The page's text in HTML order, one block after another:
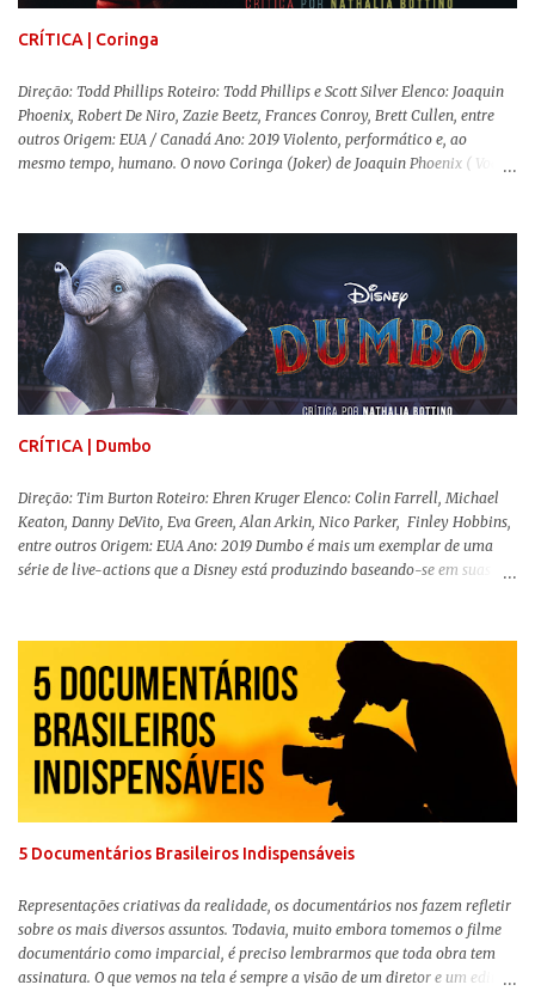
CRÍTICA | Coringa
Direção: Todd Phillips Roteiro: Todd Phillips e Scott Silver Elenco: Joaquin
Phoenix, Robert De Niro, Zazie Beetz, Frances Conroy, Brett Cullen, entre
outros Origem: EUA / Canadá Ano: 2019 Violento, performático e, ao
mesmo tempo, humano. O novo Coringa (Joker) de Joaquin Phoenix ( Você
Comics . É importante ressaltar que este não é um filme de herói. E muito
menos de vilão. O longa de Todd Phillips (Se Beber, Não Case!) segue uma
trajetória profunda do reflexo da corrupção da sociedade na vida de um ser
humano, capaz de causar perturbação e desconforto do inicio ao fim da
projeção, e por mais um bom tempo após deixar o cinema. Trata-se de
uma obra difícil de ser "digerida", pois lida com temas sensíveis, como
abuso, doença mental, bullying e violência física. Todo esse turbilhão de
informações molda a mente d...
CRÍTICA | Dumbo
Direção: Tim Burton Roteiro: Ehren Kruger Elenco: Colin Farrell, Michael
Keaton, Danny DeVito, Eva Green, Alan Arkin, Nico Parker, Finley Hobbins,
entre outros Origem: EUA Ano: 2019 Dumbo é mais um exemplar de uma
série de live-actions que a Disney está produzindo baseando-se em suas
remake , já que a história do elefantinho voador foi reinventada de forma
mais realista, se adequando perfeitamente a proposta. Não há animais
falantes, por exemplo, mas nem por isso o tom lúdico e infantil é deixado
de lado. Apesar da relevância histórica, o filme supera a animação original
em termos visuais e narrativos, , superando a animação original em termos
visuais e narrativos. A história começa quando o pai das crianças, Holt
Ferrier (Colin Farrell), uma ex-estrela de circo, volta da guerra e se depara
5 Documentários Brasileiros Indispensáveis
Representações criativas da realidade, os documentários nos fazem refletir
sobre os mais diversos assuntos. Todavia, muito embora tomemos o filme
documentário como imparcial, é preciso lembrarmos que toda obra tem
assinatura. O que vemos na tela é sempre a visão de um diretor e um editor